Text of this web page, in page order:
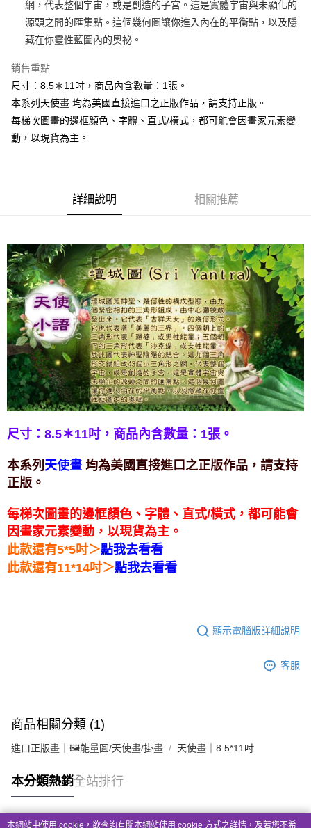
運送方式
每筆NT$80，滿NT$3,000(含以上)免運費
7-11取貨付款
賣家宅配幫您送（台灣）
每筆NT$80，滿NT$3,000(含以上)免運費
免運費
網，代表整個宇宙，或是創造的子宮。這是實體宇宙與未顯化的
源頭之間的匯集點。這個幾何圖讓你進入內在的平衡點，以及隱
藏在你靈性藍圖內的奧祕。
銷售重點
尺寸：8.5＊11吋，商品內含數量：1張。
本系列天使畫 均為美國直接進口之正版作品，請支持正版。
每梯次圖畫的邊框顏色、字體、直式/橫式，都可能會因畫家元素變
動，以現貨為主。
詳細說明 相關推薦
尺寸：8.5＊11吋， 商品內含數量：1張。
本系列 天使畫 均為美國直接進口之正版作品，請支持
正版。
每梯次圖畫的邊框顏色、字體、直式/橫式，都可能會
因畫家元素變動，以現貨為主。
此款還有5*5吋＞點我去看看
此款還有11*14吋＞點我去看看
顯示電腦版詳細說明
客服
商品相關分類 (1)
進口正版畫｜🖼️能量圖/天使畫/掛畫 天使畫｜8.5*11吋
本分類熱銷全站排行
本網站中使用 cookie，欲查詢有關本網站使用 cookie 方式之詳情，及若您不希